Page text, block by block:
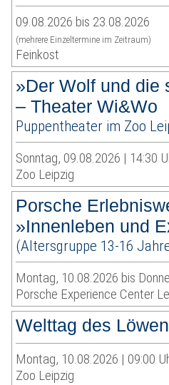
09.08.2026 bis 23.08.2026
(mehrere Einzeltermine im Zeitraum)
Feinkost
»Der Wolf und die
– Theater Wi&Wo
Puppentheater im Zoo
Sonntag, 09.08.2026 | 14:30
Zoo Leipzig
Porsche
»Innenleben und
(Altersgruppe 13-16
Montag, 10.08.2026 bis
Porsche Experience Center
Welttag des Löwen
Montag, 10.08.2026 | 09:00
Zoo Leipzig